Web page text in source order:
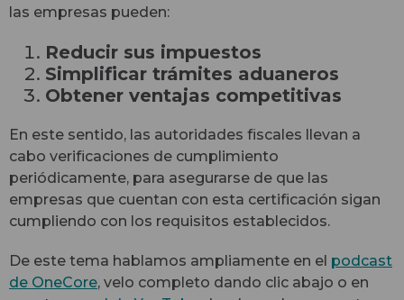
las empresas pueden:
Reducir sus impuestos
Simplificar trámites aduaneros
Obtener ventajas competitivas
En este sentido, las autoridades fiscales llevan a
cabo verificaciones de cumplimiento
periódicamente, para asegurarse de que las
empresas que cuentan con esta certificación sigan
cumpliendo con los requisitos establecidos.
De este tema hablamos ampliamente en el podcast
de OneCore, velo completo dando clic abajo o en